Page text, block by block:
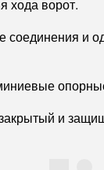
хода ворот.
соединения и
и